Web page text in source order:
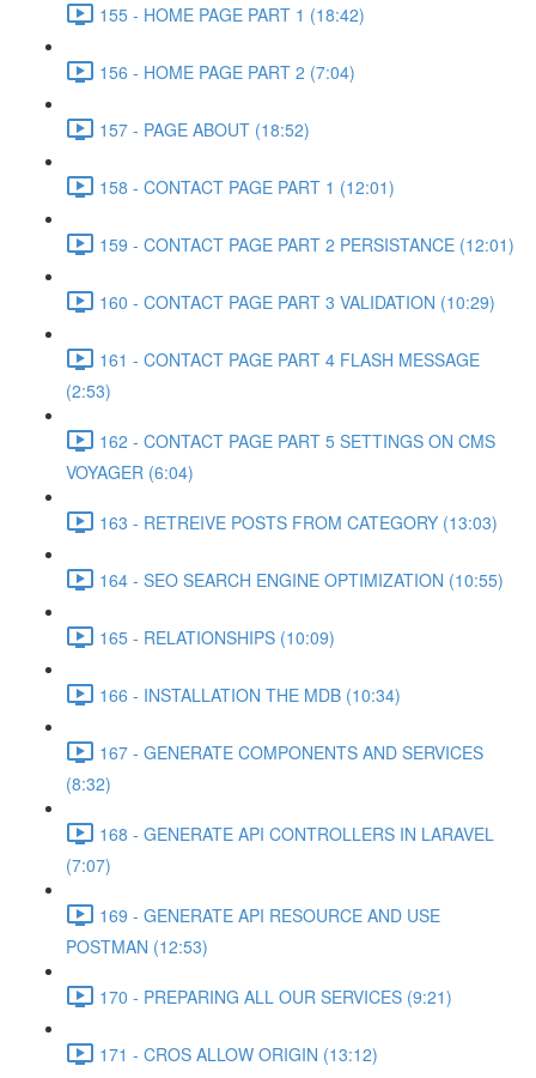
155 - HOME PAGE PART 1 (18:42)
156 - HOME PAGE PART 2 (7:04)
157 - PAGE ABOUT (18:52)
158 - CONTACT PAGE PART 1 (12:01)
159 - CONTACT PAGE PART 2 PERSISTANCE (12:01)
160 - CONTACT PAGE PART 3 VALIDATION (10:29)
161 - CONTACT PAGE PART 4 FLASH MESSAGE
(2:53)
162 - CONTACT PAGE PART 5 SETTINGS ON CMS
VOYAGER (6:04)
163 - RETREIVE POSTS FROM CATEGORY (13:03)
164 - SEO SEARCH ENGINE OPTIMIZATION (10:55)
165 - RELATIONSHIPS (10:09)
166 - INSTALLATION THE MDB (10:34)
167 - GENERATE COMPONENTS AND SERVICES
(8:32)
168 - GENERATE API CONTROLLERS IN LARAVEL
(7:07)
169 - GENERATE API RESOURCE AND USE
POSTMAN (12:53)
170 - PREPARING ALL OUR SERVICES (9:21)
171 - CROS ALLOW ORIGIN (13:12)